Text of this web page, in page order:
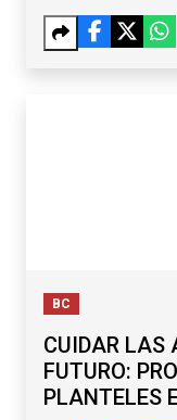
BC
CUIDAR LAS
FUTURO:
PLANTELES